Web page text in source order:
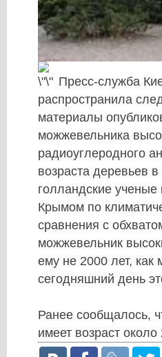
Пресс-служба
распространила
материалы
можжевельника
радиоуглеродного
возраста деревьев
голландские
Крымом по
сравнения с
можжевельник
ему не 2000 лет,
сегодняшний день
Ранее сообщалось,
имеет возраст около